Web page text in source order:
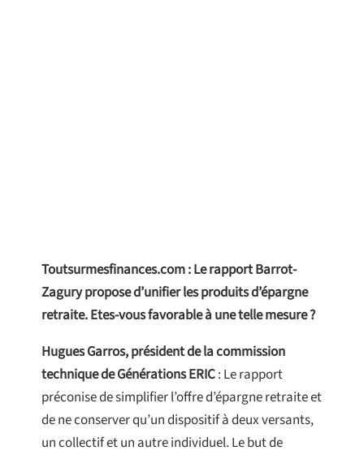
Toutsurmesfinances.com : Le rapport Barrot-
Zagury propose d’unifier les produits d’épargne
retraite. Etes-vous favorable à une telle mesure ?
Hugues Garros, président de la commission
technique de Générations ERIC: Le rapport
préconise de simplifier l’offre d’épargne retraite et
de ne conserver qu’un dispositif à deux versants,
un collectif et un autre individuel. Le but de